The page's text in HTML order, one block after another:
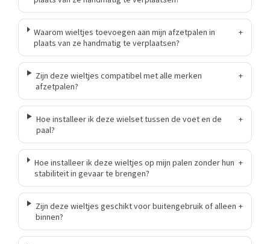
Waarom wieltjes toevoegen aan mijn afzetpalen in
plaats van ze handmatig te verplaatsen?
+
Zijn deze wieltjes compatibel met alle merken
afzetpalen?
+
Hoe installeer ik deze wielset tussen de voet en de
paal?
+
Hoe installeer ik deze wieltjes op mijn palen zonder hun
stabiliteit in gevaar te brengen?
+
Zijn deze wieltjes geschikt voor buitengebruik of alleen
binnen?
+